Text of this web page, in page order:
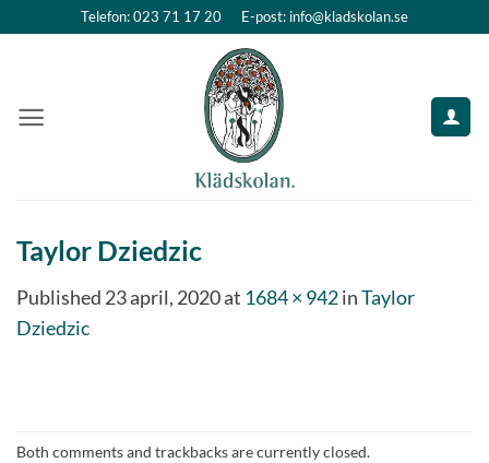
Telefon: 023 71 17 20 E-post: info@kladskolan.se
Taylor Dziedzic
Published 23 april, 2020at 1684 × 942inTaylor
Dziedzic
Both comments and trackbacks are currently closed.